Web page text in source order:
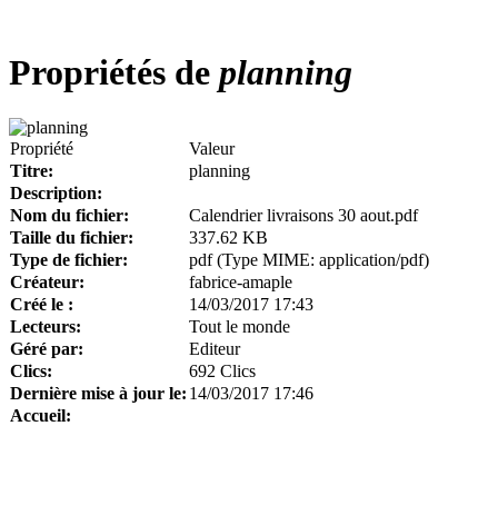
Propriétés de planning
Propriété
Valeur
Titre:
planning
Description:
Nom du fichier:
Calendrier livraisons 30 aout.pdf
Taille du fichier:
337.62 KB
Type de fichier:
pdf (Type MIME: application/pdf)
Créateur:
fabrice-amaple
Créé le :
14/03/2017 17:43
Lecteurs:
Tout le monde
Géré par:
Editeur
Clics:
692 Clics
Dernière mise à jour le: 14/03/2017 17:46
Accueil: